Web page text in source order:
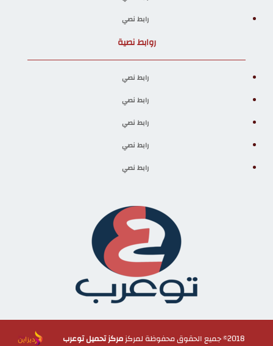
رابط نصي
روابط نصية
رابط نصي
رابط نصي
رابط نصي
رابط نصي
رابط نصي
2018© جميع الحقوق محفوظة لمركز مركز تحميل توعرب